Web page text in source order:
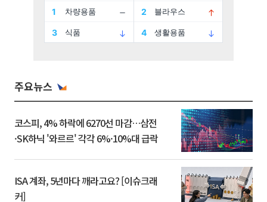
주요뉴스
코스피, 4% 하락에 6270선 마감…삼전
·SK하닉 '와르르' 각각 6%·10%대 급락
ISA 계좌, 5년마다 깨라고요? [이슈크래
커]